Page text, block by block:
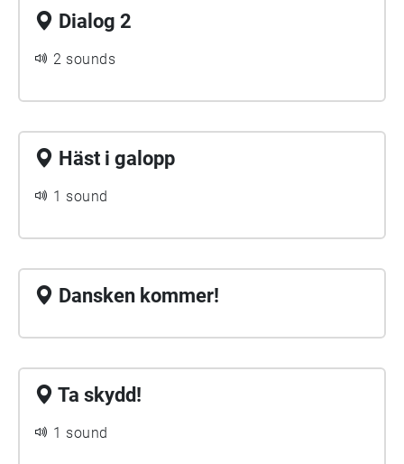
Dialog 2
2 sounds
Häst i galopp
1 sound
Dansken kommer!
Ta skydd!
1 sound